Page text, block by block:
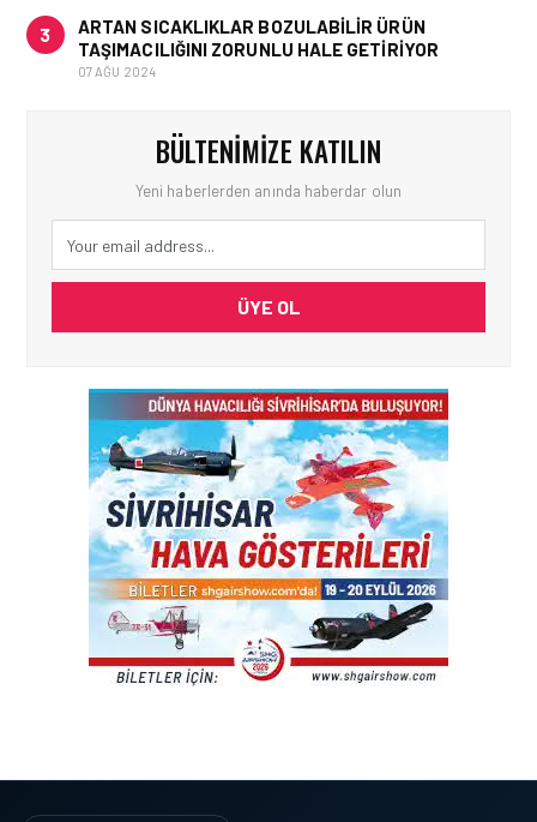
3
ARTAN SICAKLIKLAR BOZULABILIR ÜRÜN
TAŞIMACILIĞINI ZORUNLU HALE GETIRIYOR
07 AĞU 2024
BÜLTENIMIZE KATILIN
Yeni haberlerden anında haberdar olun
ÜYE OL